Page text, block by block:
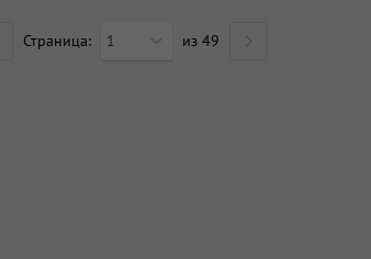
Страница: 1 из 49